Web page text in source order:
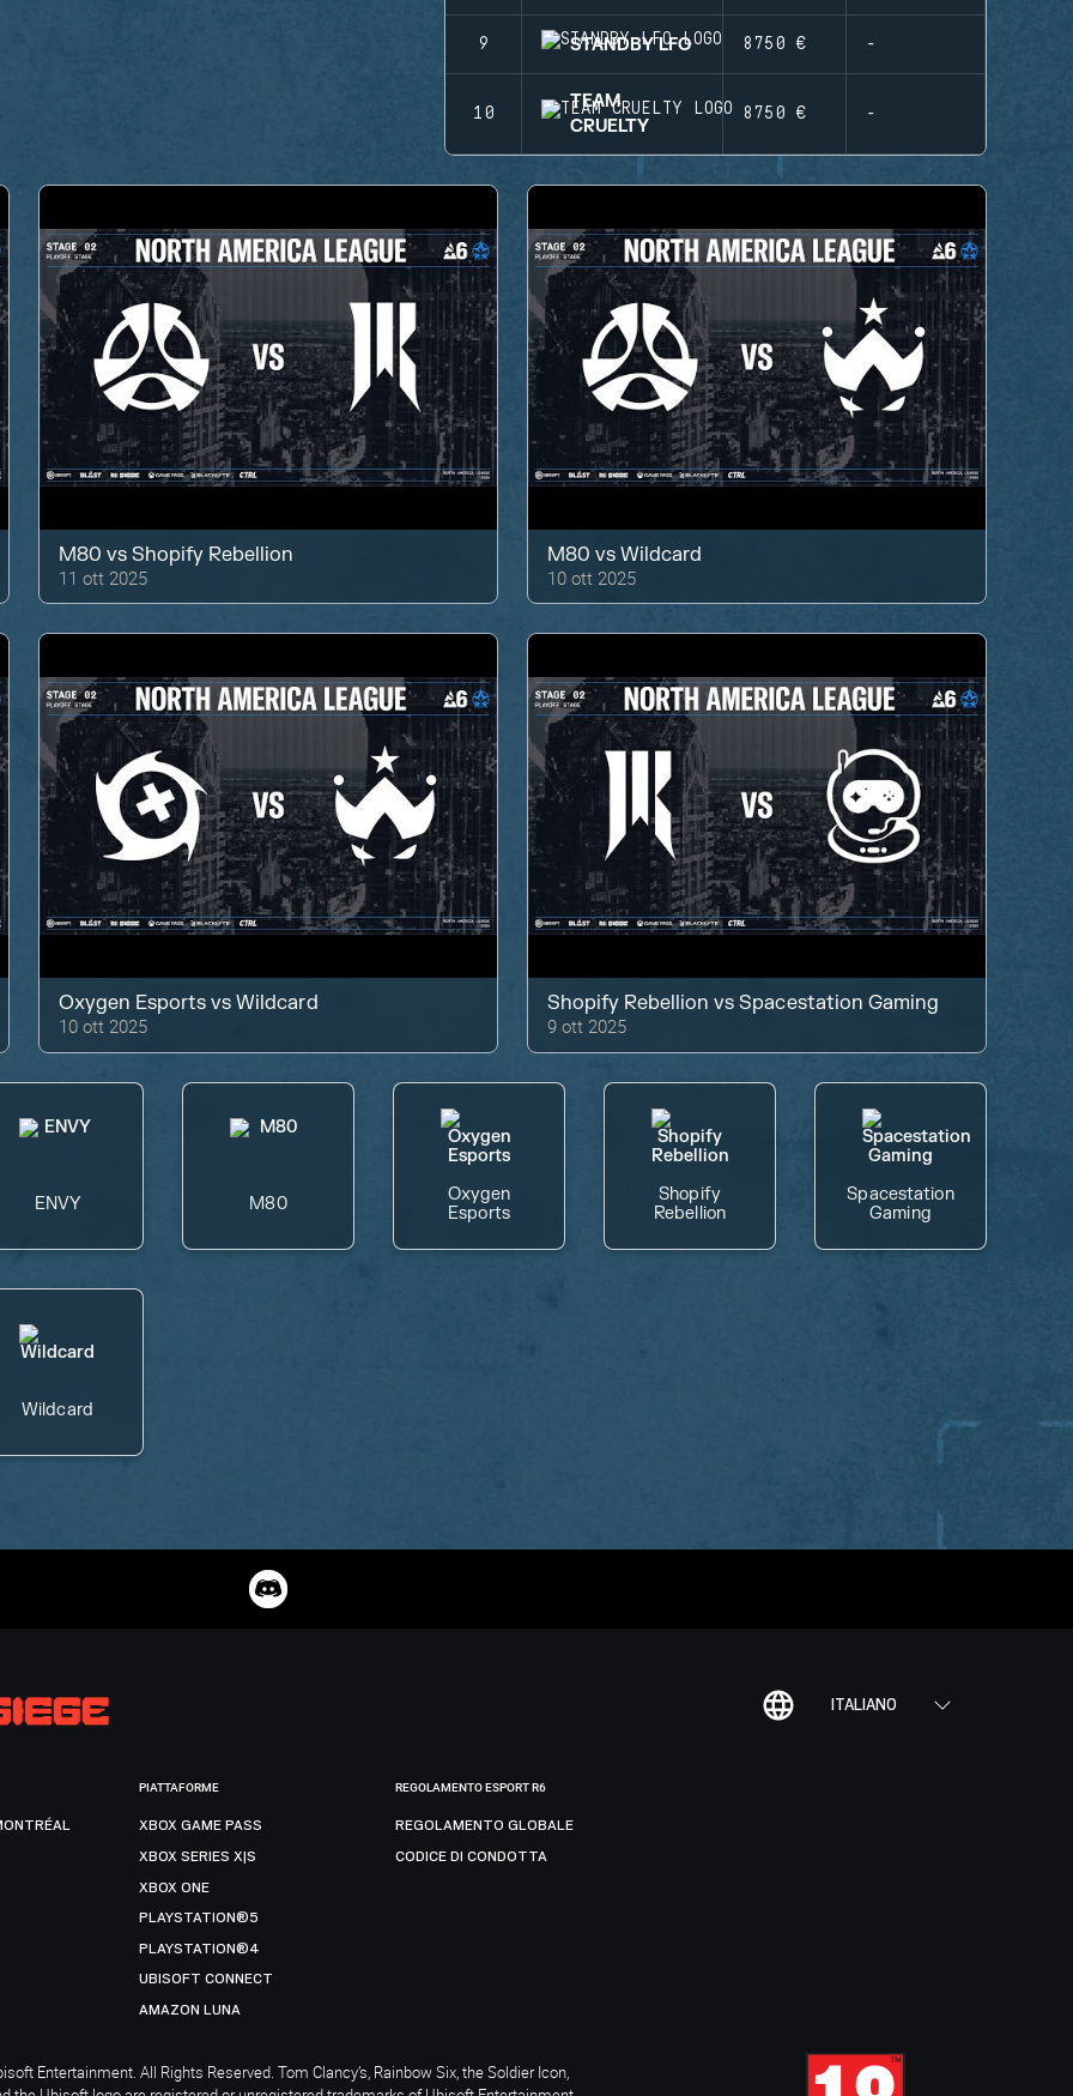
9 STANDBY LFO 8750 € -
10
TEAM
CRUELTY
8750 € -
M80 vsShopify Rebellion
11 ott 2025
M80 vsWildcard
10 ott 2025
Oxygen Esports vsWildcard
10 ott 2025
Shopify Rebellion vsSpacestation Gaming
9 ott 2025
ENVY M80
Oxygen
Esports
Shopify
Rebellion
Spacestation
Gaming
Wildcard
ITALIANO
PIATTAFORME
XBOX GAME PASS
XBOX SERIES X|S
XBOX ONE
PLAYSTATION®5
PLAYSTATION®4
UBISOFT CONNECT
AMAZON LUNA
REGOLAMENTO ESPORT R6
REGOLAMENTO GLOBALE
CODICE DI CONDOTTA
Entertainment. All Rights Reserved. Tom Clancy’s, Rainbow Six, the Soldier Icon,